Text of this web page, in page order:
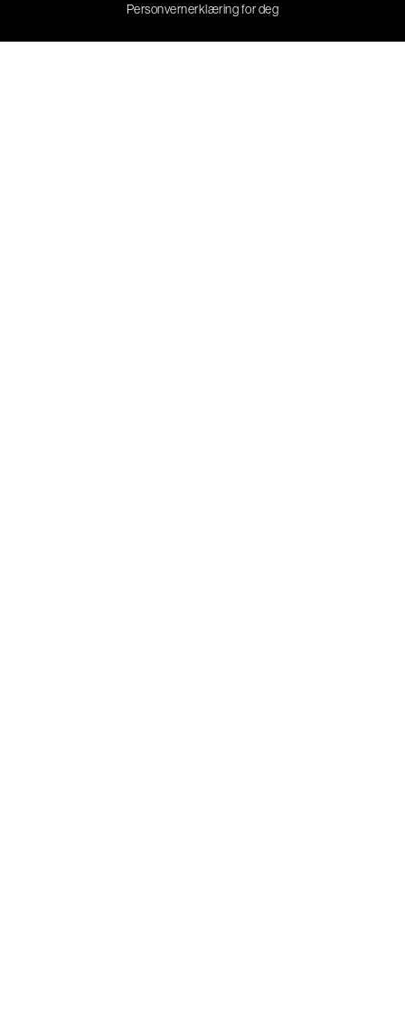
Personvernerklæring for deg